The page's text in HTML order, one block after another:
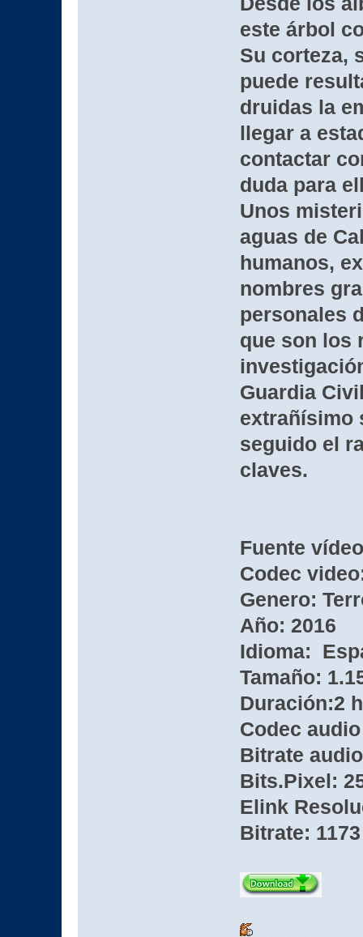
este árbol
Su corteza,
puede
druidas la
llegar a
contactar
duda para
Unos
aguas de
humanos,
nombres
personales
que son los
Guardia
extrañísimo
seguido el
claves.
Fuente
Codec
Genero:
Año: 2016
Idioma:
Tamaño:
Duración:2
Codec
Bitrate
Bits.Pixel:
Elink
Bitrate: 1173